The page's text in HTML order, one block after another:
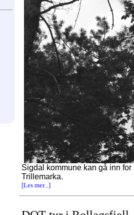
Sigdal kommune kan gå inn
Trillemarka.
[Les mer...]